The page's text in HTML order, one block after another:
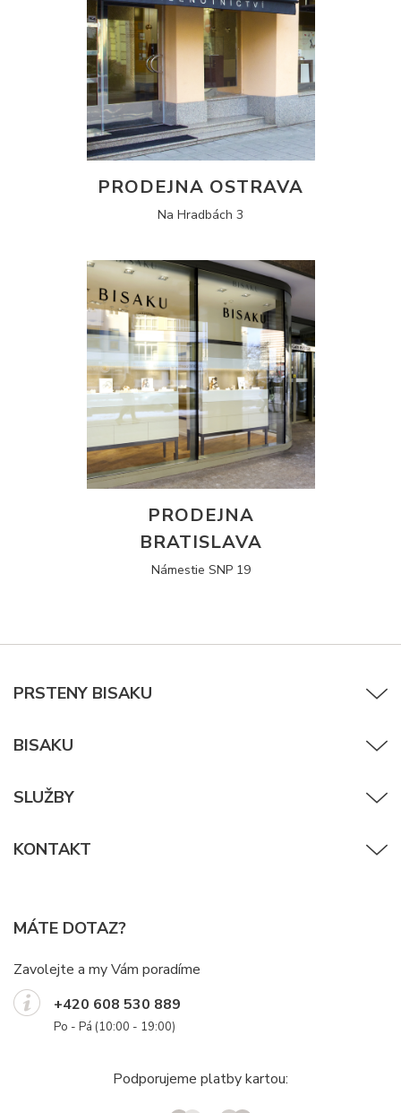
PRODEJNA OSTRAVA
Na Hradbách 3
PRODEJNA
BRATISLAVA
Námestie SNP 19
PRSTENY BISAKU
BISAKU
SLUŽBY
KONTAKT
MÁTE DOTAZ?
Zavolejte a my Vám poradíme
+420 608 530 889
Po - Pá (10:00 - 19:00)
Podporujeme platby kartou: